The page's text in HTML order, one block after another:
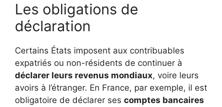
Les obligations de
déclaration
Certains États imposent aux contribuables
expatriés ou non-résidents de continuer à
déclarer leurs revenus mondiaux, voire leurs
avoirs à l’étranger. En France, par exemple, il est
obligatoire de déclarer ses comptes bancaires